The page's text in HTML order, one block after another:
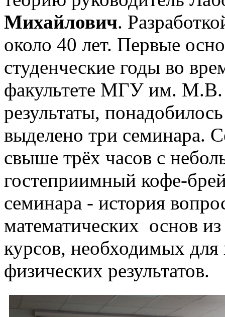
Михайлович.
около 40 лет. Первые
студенческие годы во
факультете МГУ им. М.В.
результаты,
выделено три семинара.
свыше трёх часов с
гостеприимный кофе-
семинара - история
математических основ
курсов, необходимых
физических результатов.